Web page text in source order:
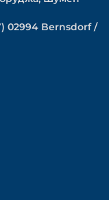
02994 Bernsdorf /